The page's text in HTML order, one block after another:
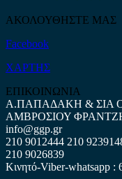
ΑΚΟΛΟΥΘΗΣΤΕ ΜΑΣ
Facebook
ΧΑΡΤΗΣ
ΕΠΙΚΟΙΝΩΝΙΑ
Α.ΠΑΠΑΔΑΚΗ & ΣΙΑ
ΑΜΒΡΟΣΙΟΥ
info@ggp.gr
210 9012444 210
210 9026839
Κινητό-Viber-whatsapp :